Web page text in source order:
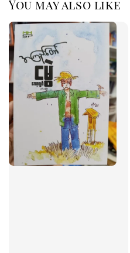
You may also like